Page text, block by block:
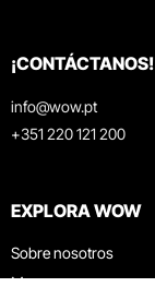
¡CONTÁCTANOS!
info@wow.pt
+351 220 121 200
EXPLORA WOW
Sobre nosotros
Museos